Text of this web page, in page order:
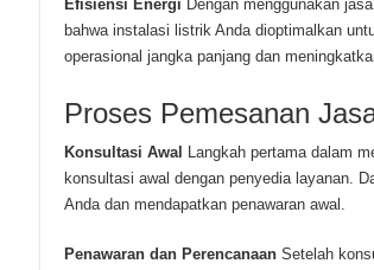
Efisiensi Energi Dengan menggunakan
bahwa instalasi listrik Anda dioptimalkan
operasional jangka panjang dan
Proses Pemesanan
Konsultasi Awal Langkah pertama dalam
konsultasi awal dengan penyedia layanan.
Anda dan mendapatkan penawaran awal.
Penawaran dan PerencanaanSetelah